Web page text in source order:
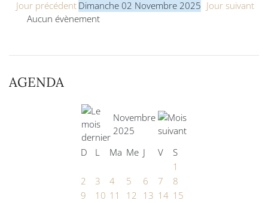
Jour précédent Dimanche 02 Novembre 2025 Jour suivant
Aucun évènement
AGENDA
Novembre
2025
D
L Ma Me J V
S
1
2
3 4 5 6 7
8
9
10 11 12 13 14 15